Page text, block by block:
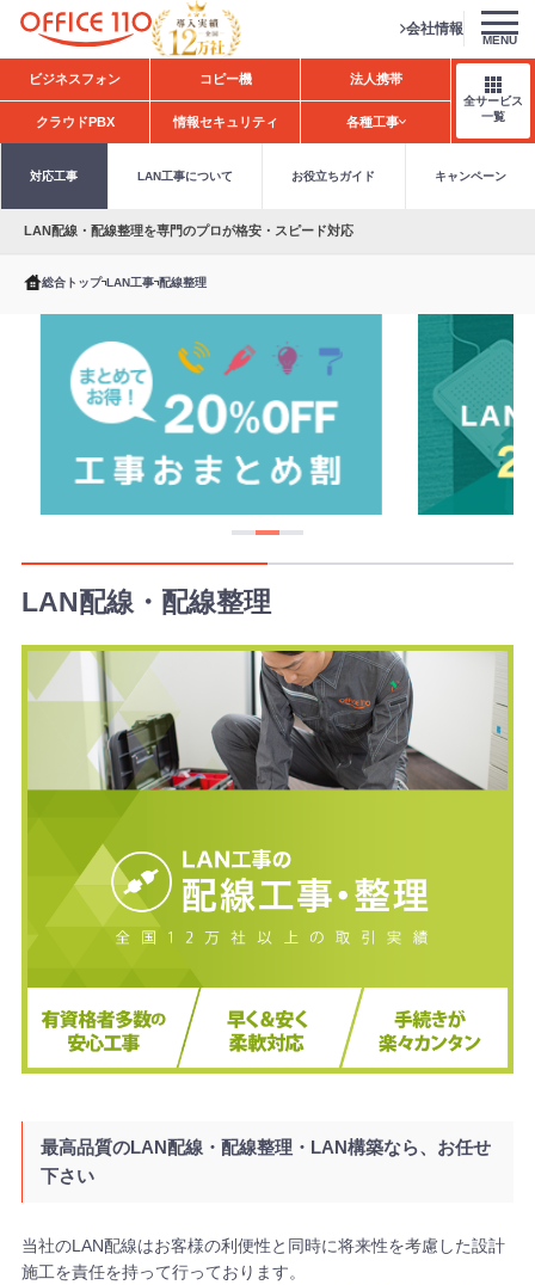
H
o
会社情報
MENU
ビジネスフォン コピー機 法人携帯
クラウドPBX 情報セキュリティ 各種工事
全サービス
一覧
対応工事 LAN工事について お役立ちガイド キャンペーン
LAN配線・配線整理を専門のプロが格安・スピード対応
総合トップ LAN工事 配線整理
報
値
き
LAN配線・配線整理
最高品質のLAN配線・配線整理・LAN構築なら、お任せ
下さい
当社のLAN配線はお客様の利便性と同時に将来性を考慮した設計
施工を責任を持って行っております。